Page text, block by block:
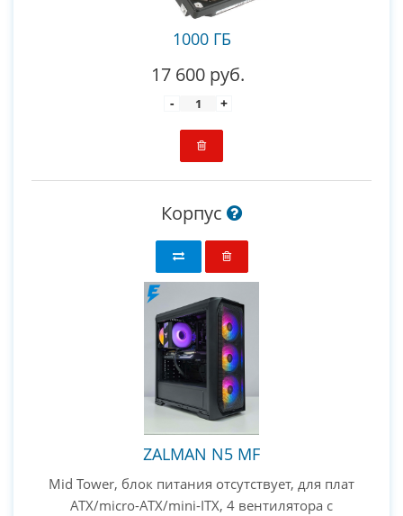
1000 ГБ
17 600 руб.
- +
Корпус
ZALMAN N5 MF
Mid Tower, блок питания отсутствует, для плат
ATX/micro-ATX/mini-ITX, 4 вентилятора с